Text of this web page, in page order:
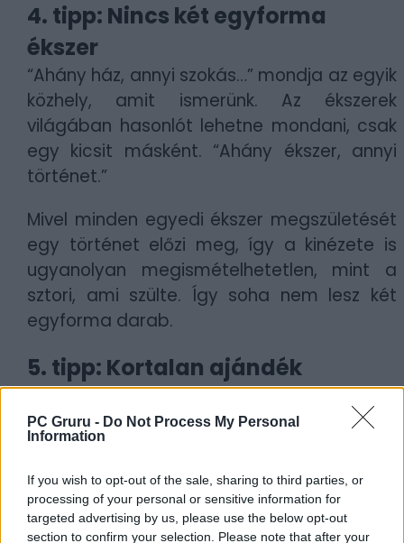
PC Gruru - Do Not Process My Personal
Information
If you wish to opt-out of the sale, sharing to third parties, or
processing of your personal or sensitive information for
targeted advertising by us, please use the below opt-out
section to confirm your selection. Please note that after your
4. tipp: Nincs két egyforma
ékszer
“Ahány ház, annyi szokás…” mondja az egyik
közhely, amit ismerünk. Az ékszerek
világában hasonlót lehetne mondani, csak
egy kicsit másként. “Ahány ékszer, annyi
történet.”
Mivel minden egyedi ékszer megszületését
egy történet előzi meg, így a kinézete is
ugyanolyan megismételhetetlen, mint a
sztori, ami szülte. Így soha nem lesz két
egyforma darab.
5. tipp: Kortalan ajándék
Az ékszerekben mint ajándék az a legszebb,
hogy nemtől és kortól függetlenül tökéletes
választást nyújtanak. Egy csecsemő a
születése pillanatában megkaphatja a
felnőtt korában viselhető nyakláncát vagy
éppen az első fülbevalóját.